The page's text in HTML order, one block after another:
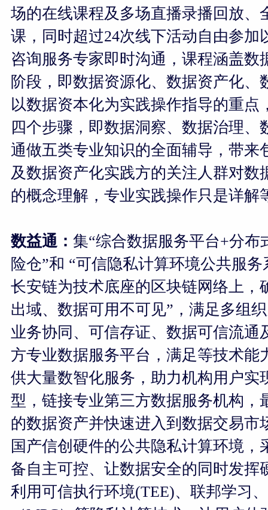
场的在线课程及多场直播录播回放、
课，同时超过24次线下活动自由参加
咨询服务专家即时沟通，课程涵盖数
阶段，即数据资源化、数据资产化、
以数据资本化为实践操作指导的重点
四个步骤，即数据洞察、数据治理、
通做五类专业知识的全面辅导，带来
及数据资产化实践方的关注人群对数
的概念理解，专业实践操作只是详解
数益通： 集“综合数据服务平台+分布
险仓”和 “可信隐私计算环境公共服
长安链为技术底座的区块链网络上，
出域、数据可用不可见”，满足多组
业务协同、可信存证、数据可信流通
方专业数据服务平台，满足等技术能
供大量数智化服务，助力机构用户实
型，链接专业第三方数据服务机构，
的数据资产并快速进入到数据交易市
国产信创硬件的公共隐私计算环境，
备自主可控、让数据安全的同时发挥
利用可信执行环境(TEE)、联邦学习